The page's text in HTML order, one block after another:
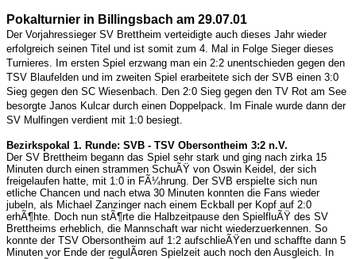
Pokalturnier in Billingsbach am 29.07.01
Der Vorjahressieger SV Brettheim verteidigte auch dieses Jahr wieder
erfolgreich seinen Titel und ist somit zum 4. Mal in Folge Sieger dieses
Turnieres. Im ersten Spiel erzwang man ein 2:2 unentschieden gegen den
TSV Blaufelden und im zweiten Spiel erarbeitete sich der SVB einen 3:0
Sieg gegen den SC Wiesenbach. Den 2:0 Sieg gegen den TV Rot am See
besorgte Janos Kulcar durch einen Doppelpack. Im Finale wurde dann der
SV Mulfingen verdient mit 1:0 besiegt.
Bezirkspokal 1. Runde: SVB - TSV Obersontheim 3:2 n.V.
Der SV Brettheim begann das Spiel sehr stark und ging nach zirka 15
Minuten durch einen strammen SchuÃŸ von Oswin Keidel, der sich
freigelaufen hatte, mit 1:0 in FÃ¼hrung. Der SVB erspielte sich nun
etliche Chancen und nach etwa 30 Minuten konnten die Fans wieder
jubeln, als Michael Zanzinger nach einem Eckball per Kopf auf 2:0
erhÃ¶hte. Doch nun stÃ¶rte die Halbzeitpause den SpielfluÃŸ des SV
Brettheims erheblich, die Mannschaft war nicht wiederzuerkennen. So
konnte der TSV Obersontheim auf 1:2 aufschlieÃŸen und schaffte dann 5
Minuten vor Ende der regulÃ¤ren Spielzeit auch noch den Ausgleich. In